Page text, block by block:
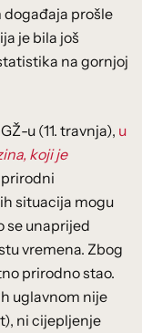
događaja prošle
je bila još
na gornjoj
u (11. travnja), u
koji je
prirodni
situacija mogu
se unaprijed
vremena. Zbog
prirodno stao.
uglavnom nije
ni cijepljenje